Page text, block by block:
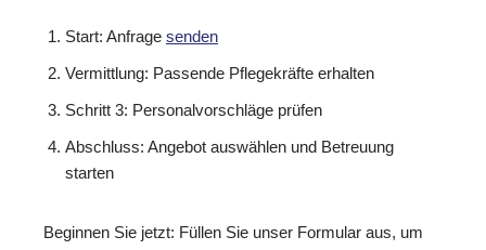
Start: Anfrage senden
Vermittlung: Passende Pflegekräfte erhalten
Schritt 3: Personalvorschläge prüfen
Abschluss: Angebot auswählen und Betreuung
starten
Beginnen Sie jetzt: Füllen Sie unser Formular aus, um